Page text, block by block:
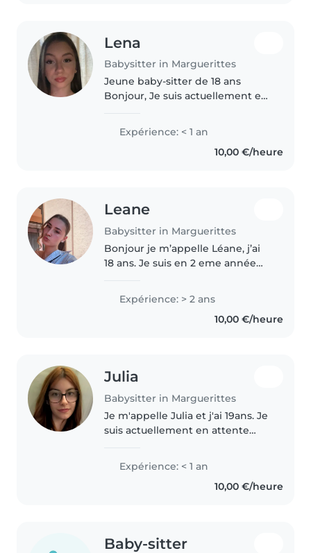
Lena
Babysitter in Marguerittes
Jeune baby-sitter de 18 ans
Bonjour, Je suis actuellement en
j'accompagne des enfants de
primaire pour l'aide aux devoirs
le soir. J'ai l'habitude de..
Expérience: < 1 an
10,00 €/heure
Leane
Babysitter in Marguerittes
Bonjour je m’appelle Léane, j’ai
18 ans. Je suis en 2 eme année
de Rennaz en orthopédie. J’aime
beaucoup les enfants, je
m’occupe de ma petite sœur..
Expérience: > 2 ans
10,00 €/heure
Julia
Babysitter in Marguerittes
Je m'appelle Julia et j'ai 19ans. Je
suis actuellement en attente
pour devenir éducatrice de
jeunes enfants a la rentrée. En
attendant j'essaie de gagner..
Expérience: < 1 an
10,00 €/heure
Baby-sitter